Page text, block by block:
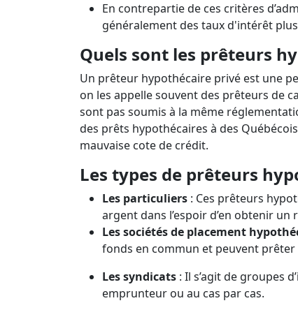
En contrepartie de ces critères
généralement des taux d'intérêt
Quels sont les prêteurs
Un prêteur hypothécaire privé est une
on les appelle souvent des prêteurs de
sont pas soumis à la même
des prêts hypothécaires à des
mauvaise cote de crédit.
Les types de prêteurs
Les particuliers : Ces prêteurs
argent dans l’espoir d’en obtenir un
Les sociétés de placement
fonds en commun et peuvent
Les syndicats : Il s’agit de groupes
emprunteur ou au cas par cas.